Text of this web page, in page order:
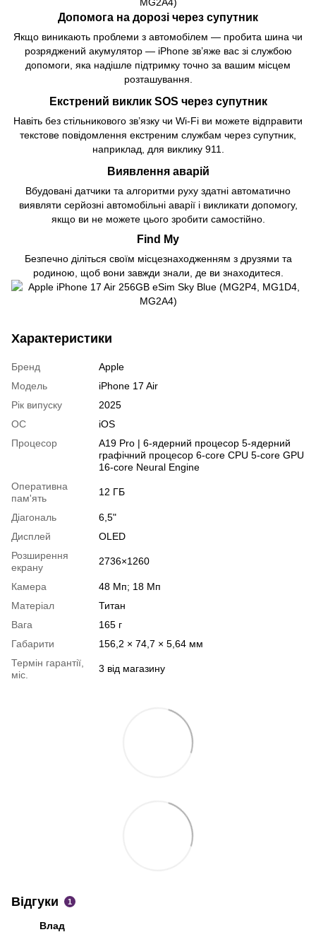
Допомога на дорозі через супутник
Якщо виникають проблеми з автомобілем — пробита шина чи
розряджений акумулятор — iPhone зв’яже вас зі службою
допомоги, яка надішле підтримку точно за вашим місцем
розташування.
Екстрений виклик SOS через супутник
Навіть без стільникового зв’язку чи Wi-Fi ви можете відправити
текстове повідомлення екстреним службам через супутник,
наприклад, для виклику 911.
Виявлення аварій
Вбудовані датчики та алгоритми руху здатні автоматично
виявляти серйозні автомобільні аварії і викликати допомогу,
якщо ви не можете цього зробити самостійно.
Find My
Безпечно діліться своїм місцезнаходженням з друзями та
родиною, щоб вони завжди знали, де ви знаходитеся.
Характеристики
Бренд
Apple
Модель
iPhone 17 Air
Рік випуску
2025
ОС
iOS
Процесор
A19 Pro | 6-ядерний процесор 5-ядерний
графічний процесор 6-core CPU 5-core GPU
16-core Neural Engine
Оперативна
пам'ять
12 ГБ
Діагональ
6,5"
Дисплей
OLED
Розширення
екрану
2736×1260
Камера
48 Мп; 18 Мп
Матеріал
Титан
Вага
165 г
Габарити
156,2 × 74,7 × 5,64 мм
Термін гарантії,
міс.
3 від магазину
Відгуки 1
Влад